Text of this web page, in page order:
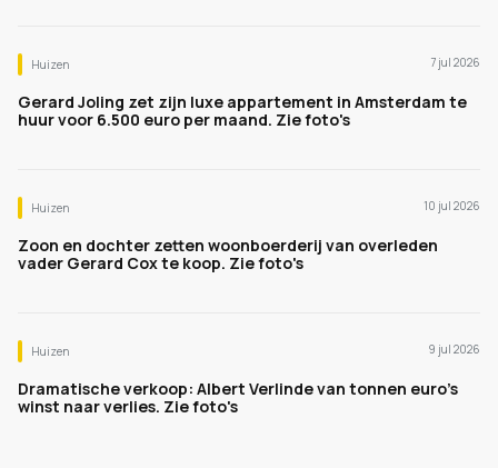
Huizen 7 jul 2026
Gerard Joling zet zijn luxe appartement in Amsterdam te
huur voor 6.500 euro per maand. Zie foto's
Huizen 10 jul 2026
Zoon en dochter zetten woonboerderij van overleden
vader Gerard Cox te koop. Zie foto's
Huizen 9 jul 2026
Dramatische verkoop: Albert Verlinde van tonnen euro's
winst naar verlies. Zie foto's